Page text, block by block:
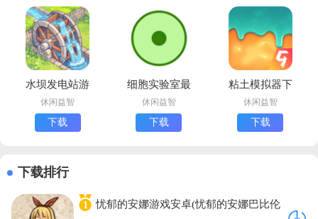
水坝发电站游
戏官方版
(Water Power
安装器)
休闲益智
下载
细胞实验室最
手机版下载
休闲益智
下载
粘土模拟器下
载中文版
休闲益智
下载
下载排行
1
忧郁的安娜游戏安卓(忧郁的安娜巴比伦